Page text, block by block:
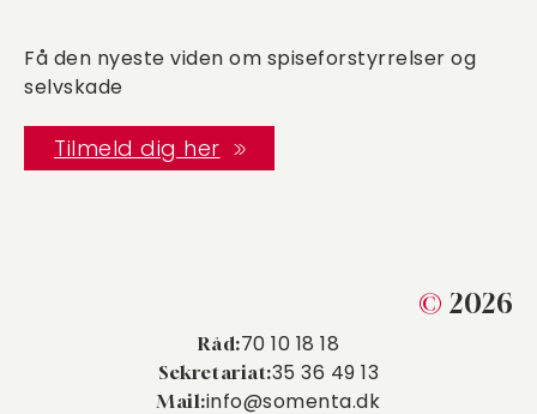
Få den nyeste viden om spiseforstyrrelser og
selvskade
Tilmeld dig her
© 2026
Råd:70 10 18 18
Sekretariat:35 36 49 13
Mail:info@somenta.dk